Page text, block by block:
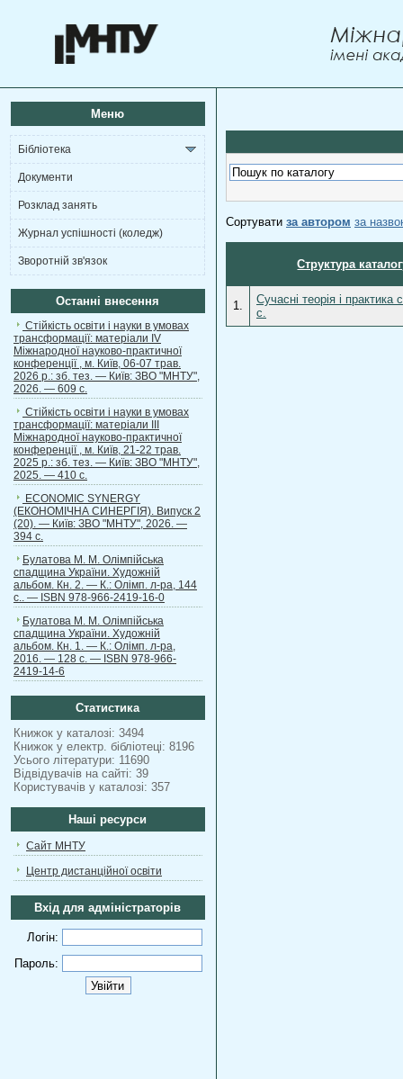
Меню
Бібліотека
Документи
Розклад занять
Журнал успішності (коледж)
Зворотній зв'язок
Останні внесення
Стійкість освіти і науки в умовах
трансформації: матеріали ІV
Міжнародної науково-практичної
конференції , м. Київ, 06-07 трав.
2026 р.: зб. тез. — Київ: ЗВО "МНТУ",
2026. — 609 с.
Стійкість освіти і науки в умовах
трансформації: матеріали ІІІ
Міжнародної науково-практичної
конференції , м. Київ, 21-22 трав.
2025 р.: зб. тез. — Київ: ЗВО "МНТУ",
2025. — 410 с.
ECONOMIC SYNERGY
(ЕКОНОМІЧНА СИНЕРГІЯ). Випуск 2
(20). — Київ: ЗВО "МНТУ", 2026. —
394 с.
Булатова М. М. Олімпійська
спадщина України. Художній
альбом. Кн. 2. — К.: Олімп. л-ра, 144
с.. — ISBN 978-966-2419-16-0
Булатова М. М. Олімпійська
спадщина України. Художній
альбом. Кн. 1. — К.: Олімп. л-ра,
2016. — 128 с. — ISBN 978-966-
2419-14-6
Статистика
Книжок у каталозі: 3494
Книжок у електр. бібліотеці: 8196
Усього літератури: 11690
Відвідувачів на сайті: 39
Користувачів у каталозі: 357
Наші ресурси
Сайт МНТУ
Центр дистанційної освіти
Вхід для адміністраторів
Логін:
Пароль:
Сортувати за автором за
Структура
1.
Сучасні теорія і
с.